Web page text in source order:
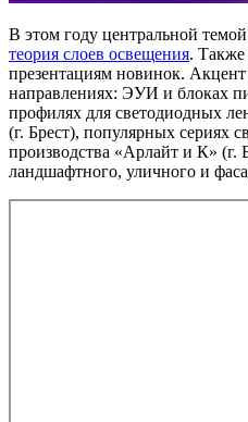
В этом году центральной
теория слоев освещения. Также
презентациям новинок.
направлениях: ЭУИ и блоках
профилях для светодиодных
(г. Брест), популярных сериях
производства «Арлайт и К» (г.
ландшафтного, уличного и